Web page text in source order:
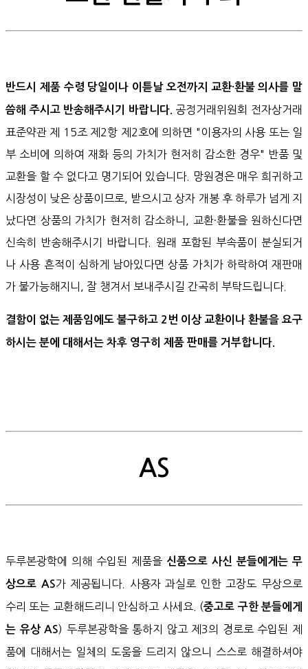
반드시 제품 수령 당일이나 이튿날 오전까지 교환·환불 의사를 말
씀해 주시고 반송해주시기 바랍니다. 공정거래위원회 전자상거래
표준약관 제 15조 제2항 제2호에 의하면 "이용자의 사용 또는 일
부 소비에 의하여 재화 등의 가치가 현저히 감소한 경우" 반품 및
교환을 할 수 없다고 명기되어 있습니다. 망원경은 매우 희귀하고
시장성이 낮은 상품이므로, 받으시고 상자 개봉 후 하루가 넘게 지
났다면 상품의 가치가 현저히 감소하니, 교환·환불을 원하신다면
신속히 반송해주시기 바랍니다. 원래 포함된 부속품이 분실되거
나 사용 흔적이 심하게 남아있다면 상품 가치가 하락하여 재판매
가 불가능해지니, 잘 챙겨서 보내주시길 간곡히 부탁드립니다.
결함이 없는 제품임에도 불구하고 2번 이상 교환이나 환불을 요구
하시는 분에 대해서는 차후 영구히 제품 판매를 거부합니다.
AS
두루본광학에 의해 수입된 제품을 신품으로 사신 분들에게는 무
상으로 AS가 제공됩니다. 사용자 과실로 인한 고장도 무상으로
수리 또는 교환해드리니 안심하고 사세요. (중고로 구한 분들에게
는 유상 AS) 두루본광학을 통하지 않고 제3의 경로로 수입된 제
품에 대해서는 일체의 도움을 드리지 않으니 스스로 해결하셔야